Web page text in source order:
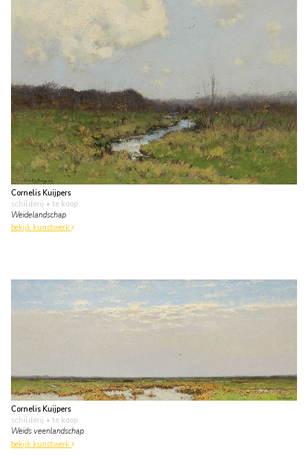
Cornelis Kuijpers
schilderij • te koop
Weidelandschap
bekijk kunstwerk
Cornelis Kuijpers
schilderij • te koop
Weids veenlandschap
bekijk kunstwerk